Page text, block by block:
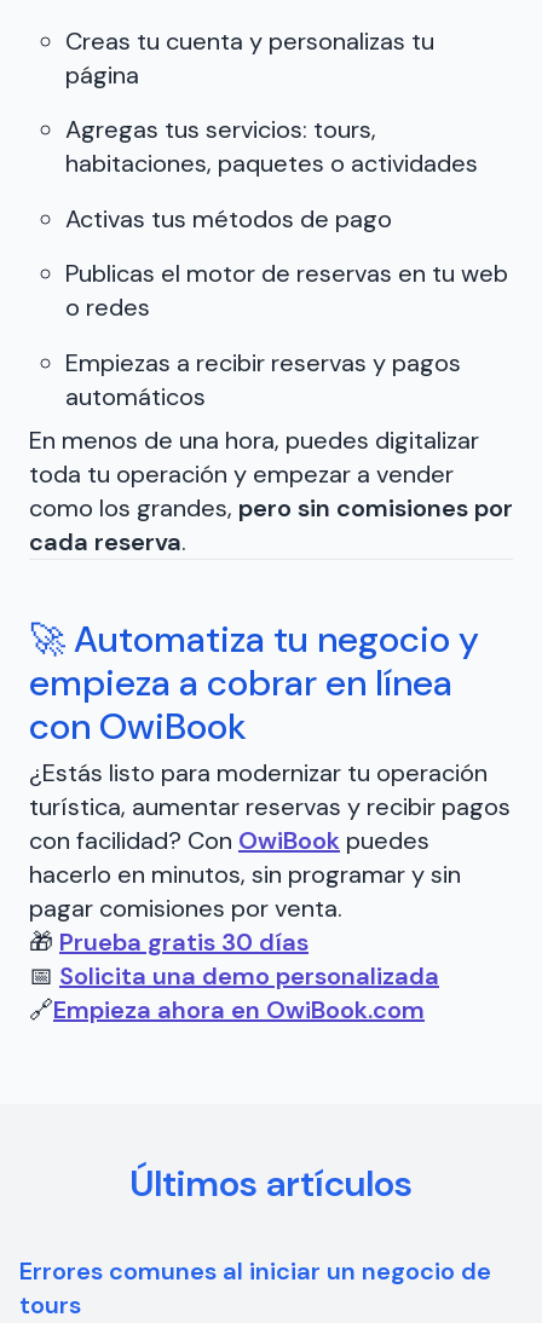
Creas tu cuenta y personalizas tu
página
Agregas tus servicios: tours,
habitaciones, paquetes o actividades
Activas tus métodos de pago
Publicas el motor de reservas en tu web
o redes
Empiezas a recibir reservas y pagos
automáticos
En menos de una hora, puedes digitalizar
toda tu operación y empezar a vender
como los grandes, pero sin comisiones por
cada reserva.
🚀 Automatiza tu negocio y
empieza a cobrar en línea
con OwiBook
¿Estás listo para modernizar tu operación
turística, aumentar reservas y recibir pagos
con facilidad? Con OwiBook puedes
hacerlo en minutos, sin programar y sin
pagar comisiones por venta.
🎁 Prueba gratis 30 días
📅 Solicita una demo personalizada
🔗Empieza ahora en OwiBook.com
Últimos artículos
Errores comunes al iniciar un negocio de
tours